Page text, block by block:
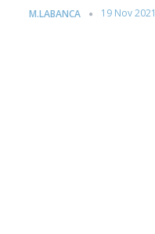
M.LABANCA 19 Nov 2021